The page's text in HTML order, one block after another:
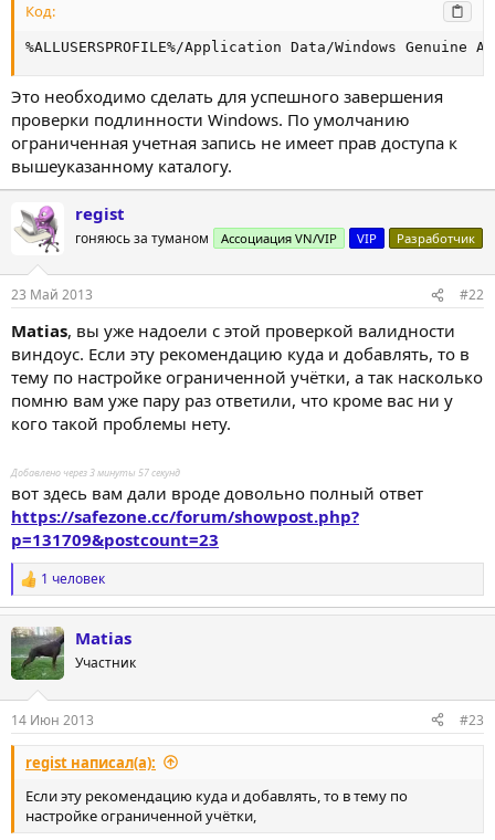
Код:
%ALLUSERSPROFILE%/Application Data/Windows Genuine
Это необходимо сделать для успешного завершения
проверки подлинности Windows. По умолчанию
ограниченная учетная запись не имеет прав доступа к
вышеуказанному каталогу.
regist
гоняюсь за туманом Ассоциация VN/VIP VIP Разработчик
23 Май 2013 #22
Matias, вы уже надоели с этой проверкой валидности
виндоус. Если эту рекомендацию куда и добавлять, то в
тему по настройке ограниченной учётки, а так насколько
помню вам уже пару раз ответили, что кроме вас ни у
кого такой проблемы нету.
Добавлено через 3 минуты 57 секунд
вот здесь вам дали вроде довольно полный ответ
https://safezone.cc/forum/showpost.php?
p=131709&postcount=23
Р
е
к
ц
и
1 человек
Matias
Участник
14 Июн 2013 #23
regist написал(а):
Если эту рекомендацию куда и добавлять, то в тему по
настройке ограниченной учётки,